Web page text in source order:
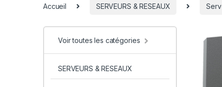
Accueil SERVEURS & RESEAUX
Voir toutes les catégories
SERVEURS & RESEAUX